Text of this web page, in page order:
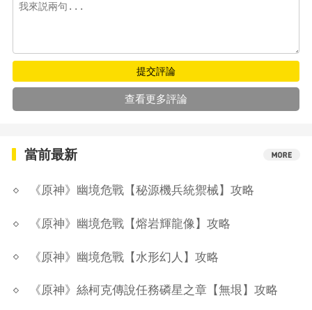
提交評論
查看更多評論
當前最新
《原神》幽境危戰【秘源機兵統禦械】攻略
《原神》幽境危戰【熔岩輝龍像】攻略
《原神》幽境危戰【水形幻人】攻略
《原神》絲柯克傳說任務磷星之章【無垠】攻略